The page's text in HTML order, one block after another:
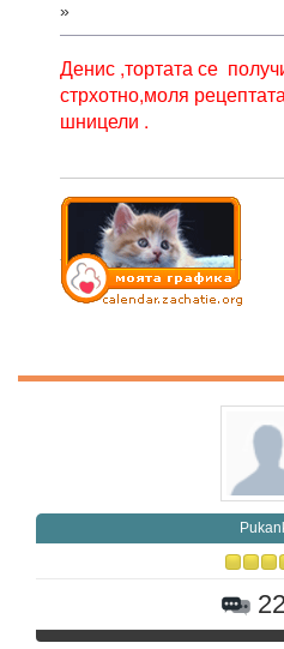
»
Денис ,тортата се
стрхотно,моля
шницели .